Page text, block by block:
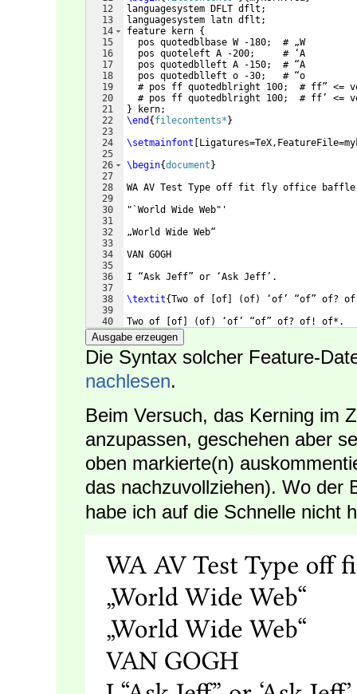
12
13
14
15
16
17
18
19
20
21
22
23
24
25
26
27
28
29
30
31
32
33
34
35
36
37
38
39
40
41
languagesystem DFLT dflt;
languagesystem latn dflt;
feature kern {
  pos quotedblbase W -180;  # „W
  pos quoteleft A -200;     # ‘A
  pos quotedblleft A -150;  # “A
  pos quotedblleft o -30;   # “o
# pos ff quotedblright 100;  # ff” <=
# pos ff quotedblright 100;  # ff’ <=
} kern;
\end { filecontents* }
\setmainfont
\begin{document }
WA AV Test Type off fit fly office baffle
"`World Wide Web"'
„World Wide Web“
VAN GOGH
I “Ask Jeff” or ‘Ask Jeff’.
\textit{Two of of (of)
‘of’ “of” of?
Two of
of (of) ‘of’ “of” of? of! of*.
Ausgabe erzeugen
Die Syntax solcher Feature-
nachlesen.
Beim Versuch, das Kerning im
anzupassen, geschehen aber
oben markierte(n)
das nachzuvollziehen). Wo der
habe ich auf die Schnelle nicht